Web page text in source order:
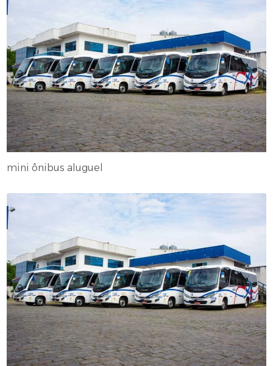
mini ônibus aluguel